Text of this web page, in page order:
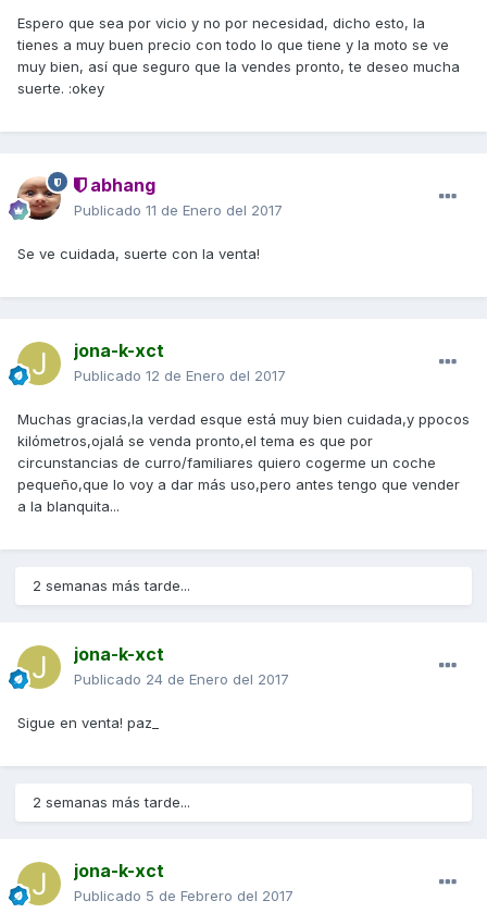
Espero que sea por vicio y no por necesidad, dicho esto, la
tienes a muy buen precio con todo lo que tiene y la moto se ve
muy bien, así que seguro que la vendes pronto, te deseo mucha
suerte. :okey
abhang
Publicado 11 de Enero del 2017
Se ve cuidada, suerte con la venta!
jona-k-xct
Publicado 12 de Enero del 2017
Muchas gracias,la verdad esque está muy bien cuidada,y ppocos
kilómetros,ojalá se venda pronto,el tema es que por
circunstancias de curro/familiares quiero cogerme un coche
pequeño,que lo voy a dar más uso,pero antes tengo que vender
a la blanquita...
2 semanas más tarde...
jona-k-xct
Publicado 24 de Enero del 2017
Sigue en venta! paz_
2 semanas más tarde...
jona-k-xct
Publicado 5 de Febrero del 2017